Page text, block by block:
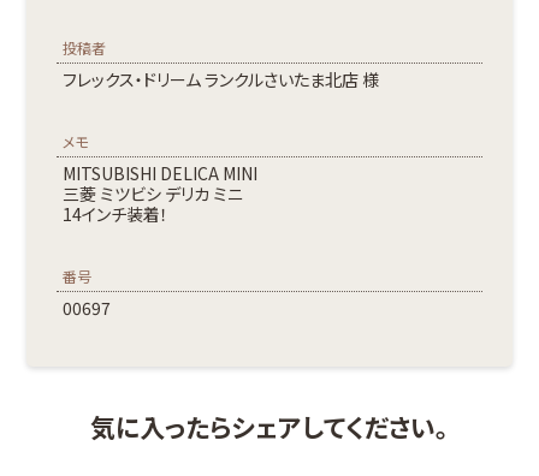
投稿者
フレックス・ドリーム ランクルさいたま北店 様
メモ
MITSUBISHI DELICA MINI
三菱 ミツビシ デリカ ミニ
14インチ装着！
番号
00697
気に入ったらシェアしてください。